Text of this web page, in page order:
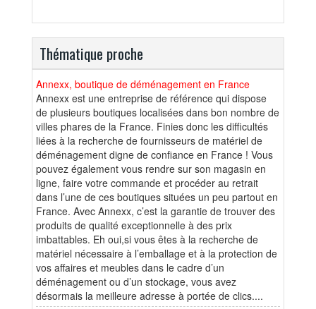
Thématique proche
Annexx, boutique de déménagement en France
Annexx est une entreprise de référence qui dispose
de plusieurs boutiques localisées dans bon nombre de
villes phares de la France. Finies donc les difficultés
liées à la recherche de fournisseurs de matériel de
déménagement digne de confiance en France ! Vous
pouvez également vous rendre sur son magasin en
ligne, faire votre commande et procéder au retrait
dans l’une de ces boutiques situées un peu partout en
France. Avec Annexx, c’est la garantie de trouver des
produits de qualité exceptionnelle à des prix
imbattables. Eh oui,si vous êtes à la recherche de
matériel nécessaire à l’emballage et à la protection de
vos affaires et meubles dans le cadre d’un
déménagement ou d’un stockage, vous avez
désormais la meilleure adresse à portée de clics....